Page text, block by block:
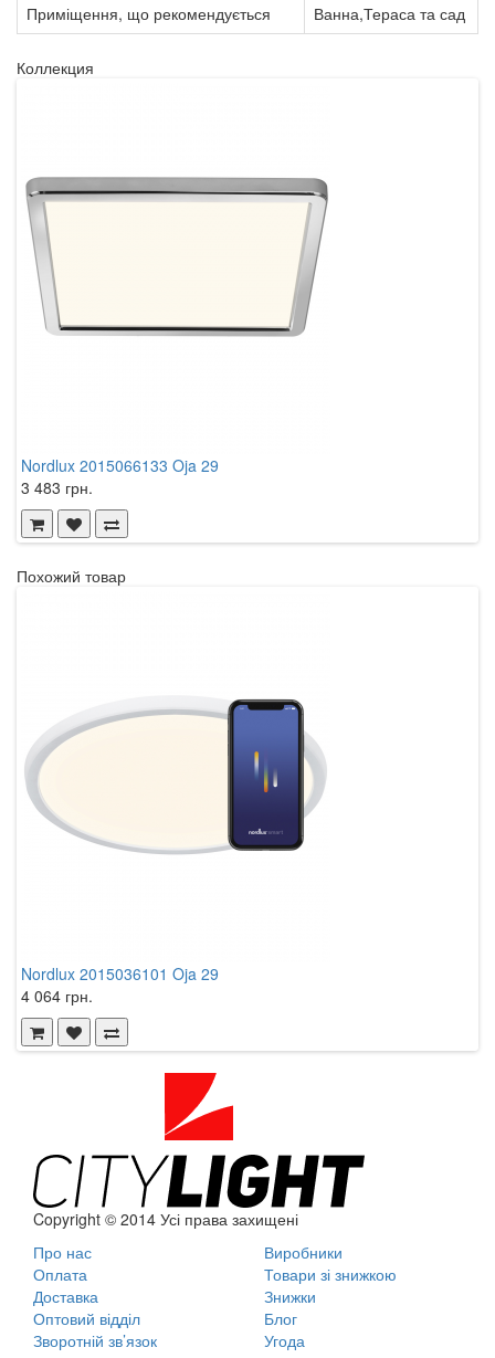
Приміщення, що рекомендується
Ванна,Тераса та сад
Коллекция
Nordlux 2015066133 Oja 29
3 483 грн.
Похожий товар
Nordlux 2015036101 Oja 29
4 064 грн.
Copyright © 2014 Усі права захищені
Про нас
Оплата
Доставка
Оптовий відділ
Зворотній зв’язок
Виробники
Товари зі знижкою
Знижки
Блог
Угода